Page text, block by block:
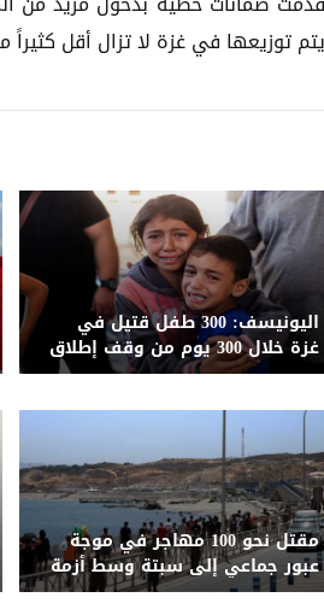
توزيعها في غزة لا تزال أقل
اليونيسف: 300 طفل قتيل في
غزة خلال 300 يوم من وقف إطلاق
النار
مقتل نحو 100 مهاجر في موجة
عبور جماعي إلى سبتة وسط أزمة
إنسانية وأمنية